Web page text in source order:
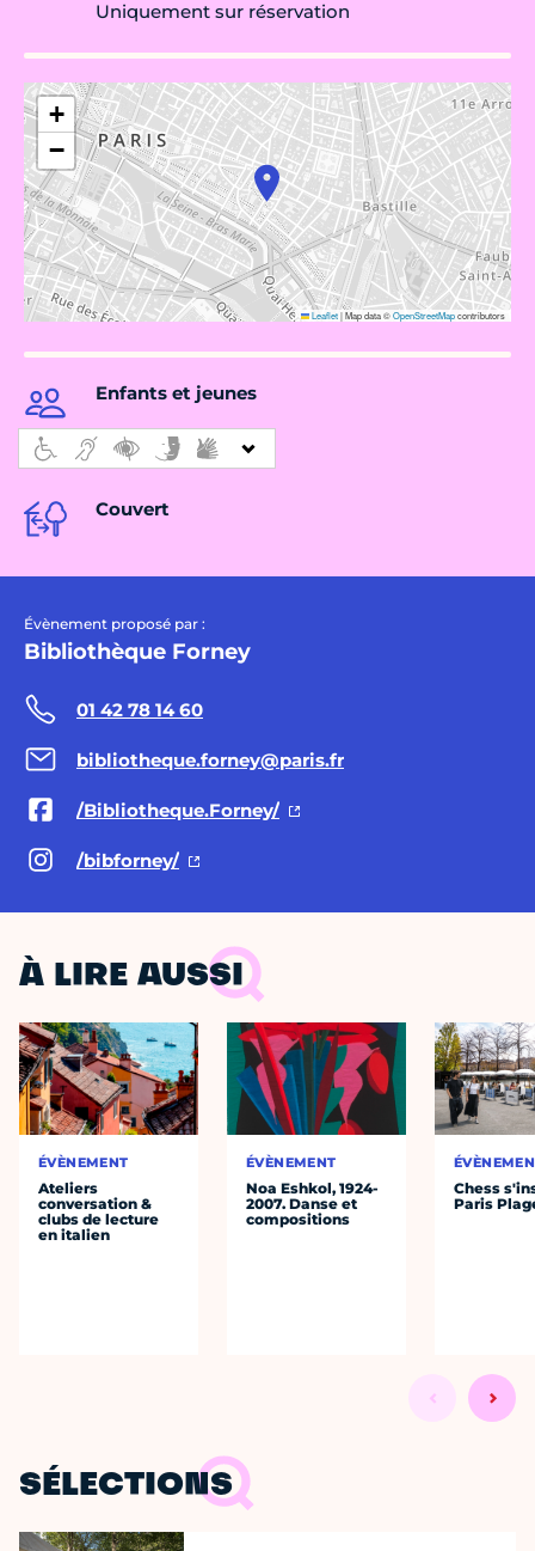
Uniquement sur réservation
+
−
Leaflet|Map data ©OpenStreetMapcontributors
Enfants et jeunes
Couvert
Évènement proposé par :
Bibliothèque Forney
01 42 78 14 60
bibliotheque.forney@paris.fr
/Bibliotheque.Forney/
/bibforney/
À LIRE AUSSI
ÉVÈNEMENT
Ateliers
conversation &
clubs de lecture
en italien
ÉVÈNEMENT
Noa Eshkol, 1924-
2007. Danse et
compositions
Chess
Paris
SÉLECTIONS